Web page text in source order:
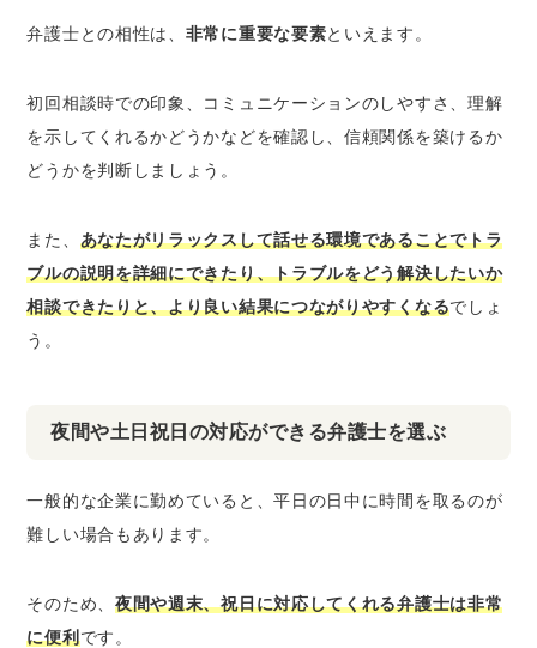
弁護士との相性は、 非常に重要な要素といえます。
初回相談時での印象、コミュニケーションのしやすさ、理解
を示してくれるかどうかなどを確認し、信頼関係を築けるか
どうかを判断しましょう。
また、 あなたがリラックスして話せる環境であることでトラ
ブルの説明を詳細にできたり、トラブルをどう解決したいか
相談できたりと、より良い結果につながりやすくなるでしょ
う。
夜間や土日祝日の対応ができる弁護士を選ぶ
一般的な企業に勤めていると、平日の日中に時間を取るのが
難しい場合もあります。
そのため、 夜間や週末、祝日に対応してくれる弁護士は非常
に便利です。